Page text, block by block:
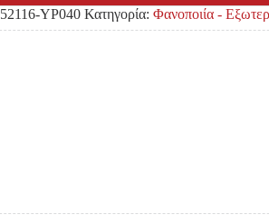
52116-YP040 Κατηγορία: Φανοποιία -